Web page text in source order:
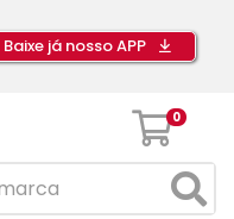
Baixe já nosso APP
0